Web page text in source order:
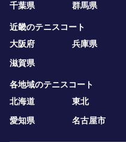
千葉県
群馬県
近畿のテニスコート
大阪府
兵庫県
滋賀県
各地域のテニスコート
北海道
東北
愛知県
名古屋市